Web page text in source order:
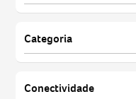
Categoria
Conectividade